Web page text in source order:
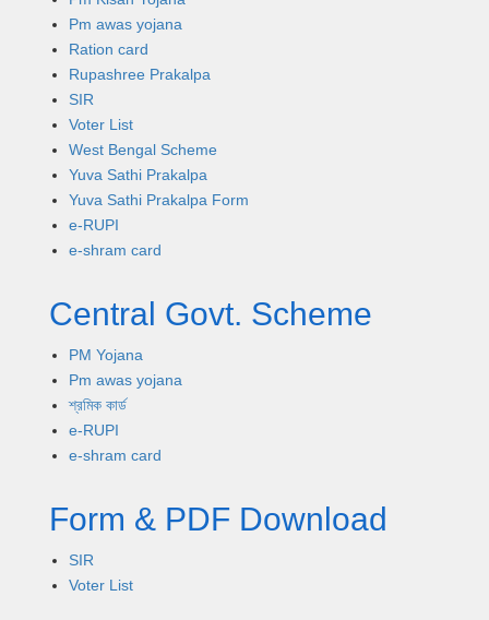
Pm awas yojana
Ration card
Rupashree Prakalpa
SIR
Voter List
West Bengal Scheme
Yuva Sathi Prakalpa
Yuva Sathi Prakalpa Form
e-RUPI
e-shram card
Central Govt. Scheme
PM Yojana
Pm awas yojana
শ্রমিক কার্ড
e-RUPI
e-shram card
Form & PDF Download
SIR
Voter List